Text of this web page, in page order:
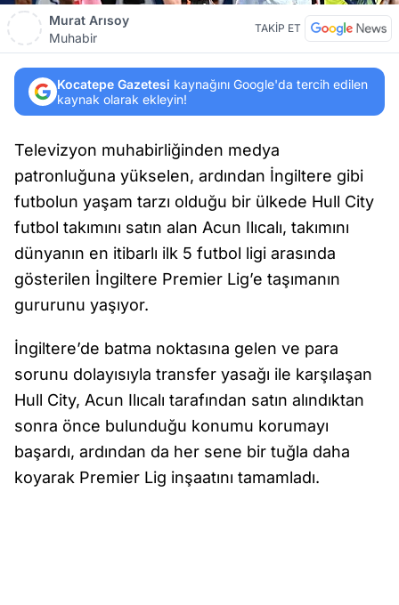
Murat Arısoy
Muhabir
TAKİP ET
Kocatepe Gazetesi kaynağını Google'da tercih edilen
kaynak olarak ekleyin!
Televizyon muhabirliğinden medya
patronluğuna yükselen, ardından İngiltere gibi
futbolun yaşam tarzı olduğu bir ülkede Hull City
futbol takımını satın alan Acun Ilıcalı, takımını
dünyanın en itibarlı ilk 5 futbol ligi arasında
gösterilen İngiltere Premier Lig’e taşımanın
gururunu yaşıyor.
İngiltere’de batma noktasına gelen ve para
sorunu dolayısıyla transfer yasağı ile karşılaşan
Hull City, Acun Ilıcalı tarafından satın alındıktan
sonra önce bulunduğu konumu korumayı
başardı, ardından da her sene bir tuğla daha
koyarak Premier Lig inşaatını tamamladı.